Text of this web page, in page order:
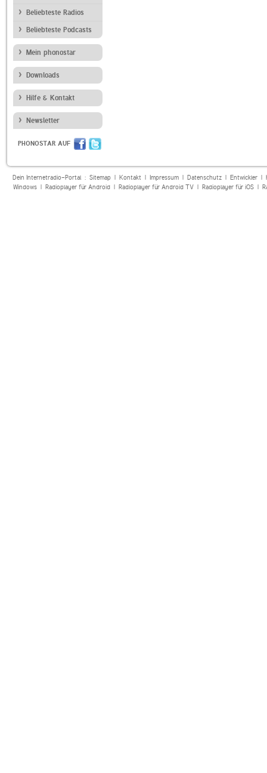
Beliebteste Radios
Beliebteste Podcasts
Mein phonostar
Downloads
Hilfe & Kontakt
Newsletter
PHONOSTAR AUF
Dein Internetradio-Portal : Sitemap| Kontakt| Impressum| Datenschutz| Entwickler|
Windows| Radioplayer für Android| Radioplayer für Android TV| Radioplayer für iOS|